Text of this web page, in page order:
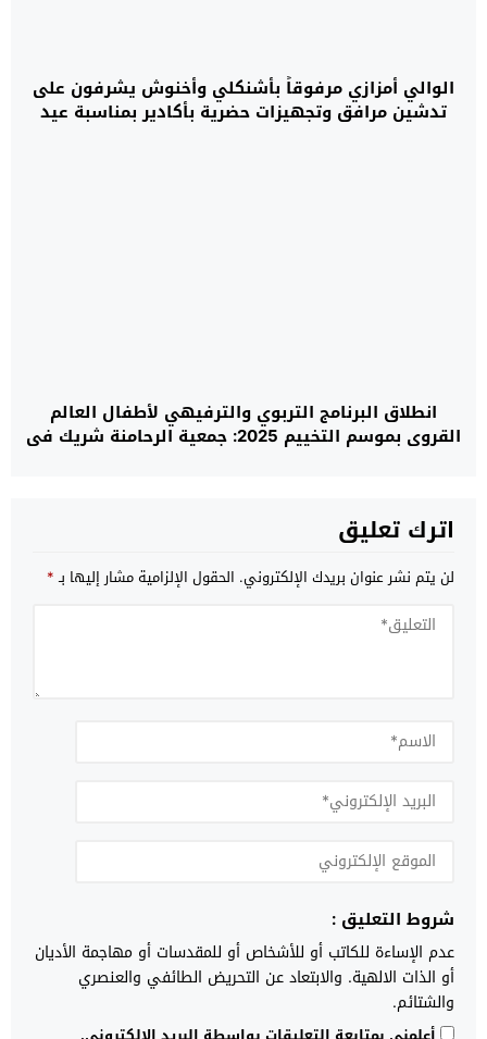
الوالي أمزازي مرفوقاً بأشنكلي وأخنوش يشرفون على
تدشين مرافق وتجهيزات حضرية بأكادير بمناسبة عيد
انطلاق البرنامج التربوي والترفيهي لأطفال العالم
القروي بموسم التخييم 2025: جمعية الرحامنة شريك في
اترك تعليق
لن يتم نشر عنوان بريدك الإلكتروني. الحقول الإلزامية مشار إليها بـ*
شروط التعليق :
عدم الإساءة للكاتب أو للأشخاص أو للمقدسات أو مهاجمة الأديان
أو الذات الالهية. والابتعاد عن التحريض الطائفي والعنصري
والشتائم.